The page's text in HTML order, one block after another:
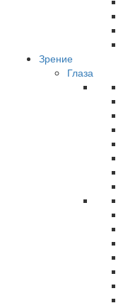
Зрение
Глаза